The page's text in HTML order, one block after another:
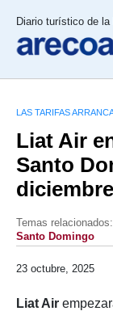
Diario turístico de
LAS TARIFAS
Liat Air
Santo
diciembre
Temas relacionados:
Santo Domingo
23 octubre, 2025
Liat Air